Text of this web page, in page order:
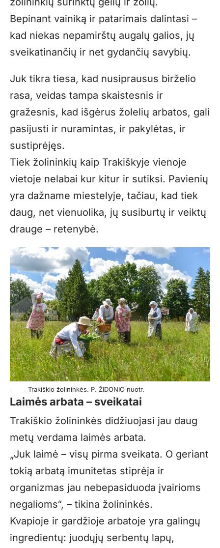
Bepinant vainiką ir patarimais dalintasi –
kad niekas nepamirštų augalų galios, jų
sveikatinančių ir net gydančių savybių.
Juk tikra tiesa, kad nusiprausus birželio
rasa, veidas tampa skaistesnis ir
gražesnis, kad išgėrus žolelių arbatos, gali
pasijusti ir nuramintas, ir pakylėtas, ir
sustiprėjęs.
Tiek žolininkių kaip Trakiškyje vienoje
vietoje nelabai kur kitur ir sutiksi. Pavienių
yra dažname miestelyje, tačiau, kad tiek
daug, net vienuolika, jų susiburtų ir veiktų
drauge – retenybė.
Trakiškio žolininkės. P. ŽIDONIO nuotr.
Laimės arbata – sveikatai
Trakiškio žolininkės didžiuojasi jau daug
metų verdama laimės arbata.
„Juk laimė – visų pirma sveikata. O geriant
tokią arbatą imunitetas stiprėja ir
organizmas jau nebepasiduoda įvairioms
negalioms“, – tikina žolininkės.
Kvapioje ir gardžioje arbatoje yra galingų
ingredientų: juodųjų serbentų lapų,